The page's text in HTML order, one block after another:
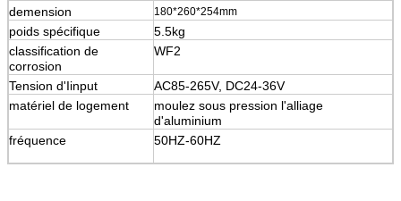
demension
180*260*254mm
poids spécifique
5.5kg
classification de
corrosion
WF2
Tension d'Iinput
AC85-265V, DC24-36V
matériel de logement
moulez sous pression l'alliage
d'aluminium
fréquence
50HZ-60HZ